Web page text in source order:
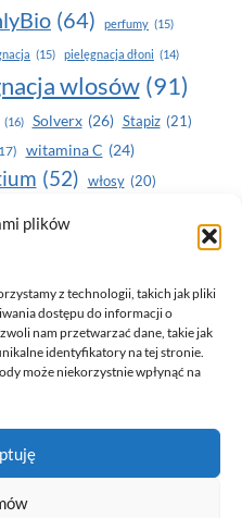
plików
z technologii, takich jak pliki
dostępu do informacji o
nam przetwarzać dane, takie jak
identyfikatory na tej stronie.
może niekorzystnie wpłynąć na
(64) perfumy (15)
(15) pielęgnacja dłoni (14)
wlosów (91)
(16) Solverx (26) Stapiz (21)
witamina C (24)
(52) włosy (20)
zdrowe zęby
(uroda, moda, zdrowie)